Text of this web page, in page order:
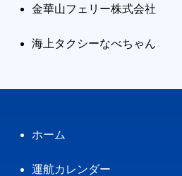
金華山フェリー株式会社
海上タクシーなべちゃん
ホーム
運航カレンダー